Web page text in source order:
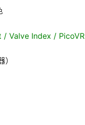
/ Valve Index / PicoVR